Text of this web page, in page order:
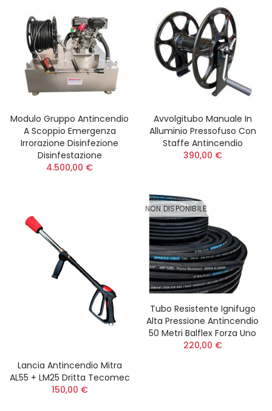
Modulo Gruppo Antincendio
A Scoppio Emergenza
Irrorazione Disinfezione
Disinfestazione
4.500,00 €
Avvolgitubo Manuale In
Alluminio Pressofuso Con
Staffe Antincendio
390,00 €
Lancia Antincendio Mitra
AL55 + LM25 Dritta Tecomec
150,00 €
NON DISPONIBILE
Tubo Resistente Ignifugo
Alta Pressione Antincendio
50 Metri Balflex Forza Uno
220,00 €